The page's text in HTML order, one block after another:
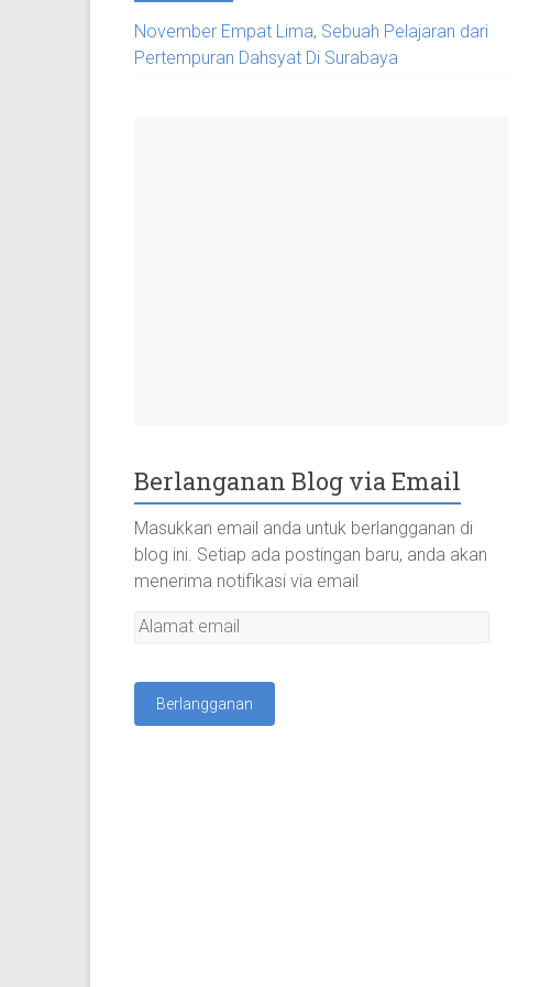
November Empat Lima, Sebuah Pelajaran dari
Pertempuran Dahsyat Di Surabaya
Berlanganan Blog via Email
Masukkan email anda untuk berlangganan di
blog ini. Setiap ada postingan baru, anda akan
menerima notifikasi via email
A
a
a